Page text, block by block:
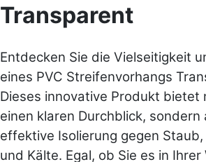
Transparent
Entdecken Sie die Vielseitigkeit
eines PVC Streifenvorhangs
Dieses innovative Produkt bietet
einen klaren Durchblick, sondern
effektive Isolierung gegen
und Kälte. Egal, ob Sie es in